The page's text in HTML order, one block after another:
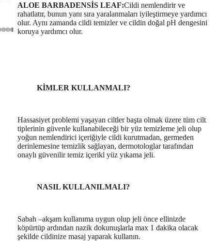
ALOE BARBADENSİS LEAF:Cildi nemlendirir ve
rahatlatır, bunun yanı sıra yaralanmaları iyileştirmeye yardımcı
olur. Aynı zamanda cildi temizler ve cildin doğal pH dengesini
koruya yardımcı olur.
KİMLER KULLANMALI?
Hassasiyet problemi yaşayan ciltler başta olmak üzere tüm cilt
tiplerinin güvenle kullanabileceği bir yüz temizleme jeli olup
yoğun nemlendirici içeriğiyle cildi kurutmadan, germeden
derinlemesine temizlik sağlayan, dermotologlar tarafından
onaylı güvenilir temiz içerikl yüz yıkama jeli.
NASIL KULLANILMALI?
Sabah –akşam kullanıma uygun olup jeli önce ellinizde
köpürtüp ardından nazik dokunuşlarla max 1 dakika olacak
şekilde cildinize masaj yaparak kullanın.